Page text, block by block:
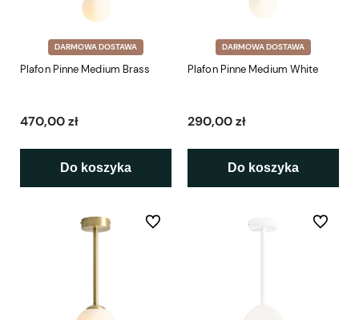
DARMOWA DOSTAWA
Plafon Pinne Medium Brass
470,00 zł
Do koszyka
DARMOWA DOSTAWA
Plafon Pinne Medium White
290,00 zł
Do koszyka
Do ulubionych Do